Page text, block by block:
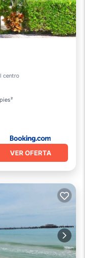
centro
VER OFERTA